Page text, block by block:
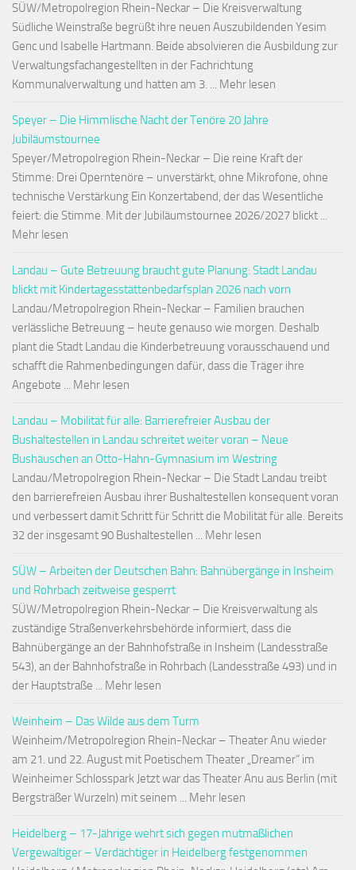
SÜW/Metropolregion Rhein-Neckar – Die Kreisverwaltung
Südliche Weinstraße begrüßt ihre neuen Auszubildenden Yesim
Genc und Isabelle Hartmann. Beide absolvieren die Ausbildung zur
Verwaltungsfachangestellten in der Fachrichtung
Kommunalverwaltung und hatten am 3. ... Mehr lesen
Speyer – Die Himmlische Nacht der Tenöre 20 Jahre
Jubiläumstournee
Speyer/Metropolregion Rhein-Neckar – Die reine Kraft der
Stimme: Drei Operntenöre – unverstärkt, ohne Mikrofone, ohne
technische Verstärkung Ein Konzertabend, der das Wesentliche
feiert: die Stimme. Mit der Jubiläumstournee 2026/2027 blickt ...
Mehr lesen
Landau – Gute Betreuung braucht gute Planung: Stadt Landau
blickt mit Kindertagesstättenbedarfsplan 2026 nach vorn
Landau/Metropolregion Rhein-Neckar – Familien brauchen
verlässliche Betreuung – heute genauso wie morgen. Deshalb
plant die Stadt Landau die Kinderbetreuung vorausschauend und
schafft die Rahmenbedingungen dafür, dass die Träger ihre
Angebote ... Mehr lesen
Landau – Mobilität für alle: Barrierefreier Ausbau der
Bushaltestellen in Landau schreitet weiter voran – Neue
Bushäuschen an Otto-Hahn-Gymnasium im Westring
Landau/Metropolregion Rhein-Neckar – Die Stadt Landau treibt
den barrierefreien Ausbau ihrer Bushaltestellen konsequent voran
und verbessert damit Schritt für Schritt die Mobilität für alle. Bereits
32 der insgesamt 90 Bushaltestellen ... Mehr lesen
SÜW – Arbeiten der Deutschen Bahn: Bahnübergänge in Insheim
und Rohrbach zeitweise gesperrt
SÜW/Metropolregion Rhein-Neckar – Die Kreisverwaltung als
zuständige Straßenverkehrsbehörde informiert, dass die
Bahnübergänge an der Bahnhofstraße in Insheim (Landesstraße
543), an der Bahnhofstraße in Rohrbach (Landesstraße 493) und in
der Hauptstraße ... Mehr lesen
Weinheim – Das Wilde aus dem Turm
Weinheim/Metropolregion Rhein-Neckar – Theater Anu wieder
am 21. und 22. August mit Poetischem Theater „Dreamer“ im
Weinheimer Schlosspark Jetzt war das Theater Anu aus Berlin (mit
Bergsträßer Wurzeln) mit seinem ... Mehr lesen
Heidelberg – 17-Jährige wehrt sich gegen mutmaßlichen
Vergewaltiger – Verdächtiger in Heidelberg festgenommen